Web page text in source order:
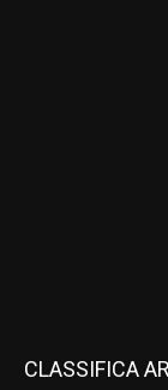
CLASSIFICA